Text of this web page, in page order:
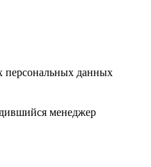
персональных данных
менеджер